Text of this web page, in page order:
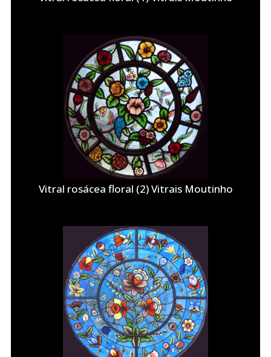
Vitral rosácea floral (2) Vitrais Moutinho